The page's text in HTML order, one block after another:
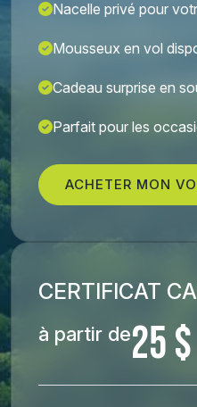
Nacelle privé pour
Mousseux en vol
Cadeau surprise en
Parfait pour les
ACHETER MON
CERTIFICAT
à partir de25 $